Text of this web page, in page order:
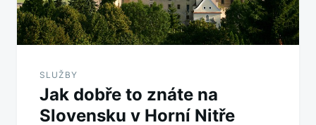
SLUŽBY
Jak dobře to znáte na
Slovensku v Horní Nitře